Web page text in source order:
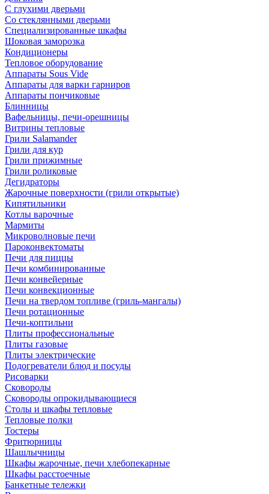
С глухими дверьми
Со стеклянными дверьми
Специализированные шкафы
Шоковая заморозка
Кондиционеры
Тепловое оборудование
Аппараты Sous Vide
Аппараты для варки гарниров
Аппараты пончиковые
Блинницы
Вафельницы, печи-орешницы
Витрины тепловые
Грили Salamander
Грили для кур
Грили прижимные
Грили роликовые
Дегидраторы
Жарочные поверхности (грили открытые)
Кипятильники
Котлы варочные
Мармиты
Микроволновые печи
Пароконвектоматы
Печи для пиццы
Печи комбинированные
Печи конвейерные
Печи конвекционные
Печи на твердом топливе (гриль-мангалы)
Печи ротационные
Печи-коптильни
Плиты профессиональные
Плиты газовые
Плиты электрические
Подогреватели блюд и посуды
Рисоварки
Сковороды
Сковороды опрокидывающиеся
Столы и шкафы тепловые
Тепловые полки
Тостеры
Фритюрницы
Шашлычницы
Шкафы жарочные, печи хлебопекарные
Шкафы расстоечные
Банкетные тележки